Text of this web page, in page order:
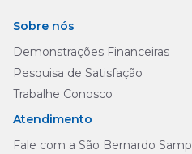
Sobre nós
Demonstrações Financeiras
Pesquisa de Satisfação
Trabalhe Conosco
Atendimento
Fale com a São Bernardo Samp